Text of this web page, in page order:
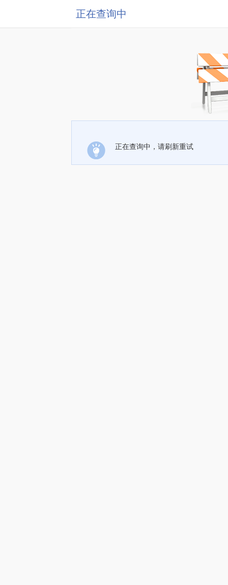
正在查询中
正在查询中，请刷新重试